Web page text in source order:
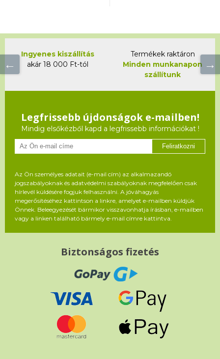
Ingyenes kiszállítás
akár 18 000 Ft-tól
Termékek raktáron
Minden munkanapon
szállítunk
Legfrissebb újdonságok e-mailben!
Mindig elsőkézből kapd a legfrissebb információkat !
Feliratkozni
Az Ön személyes adatait (e-mail cím) az alkalmazandó
jogszabályoknak és adatvédelmi szabályoknak megfelelően csak
hírlevél küldésére fogjuk felhasználni. A jóváhagyás
megerősítéséhez kattintson a linkre, amelyet e-mailben küldjük
Önnek. Beleegyezését bármikor visszavonhatja írásban, e-mailben
vagy a linken található bármely e-mail címre kattintva.
Biztonságos fizetés